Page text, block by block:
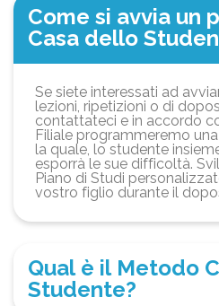
Come si avvia un
Casa dello
Se siete interessati ad
lezioni, ripetizioni o di
contattateci e in accordo
Filiale programmeremo una
la quale, lo studente
esporrà le sue difficoltà.
Piano di Studi
vostro figlio durante il
Qual è il Metodo
Studente?